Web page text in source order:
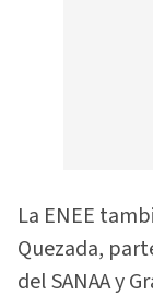
La ENEE
Quezada,
del SANAA y